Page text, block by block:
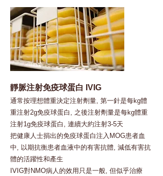
靜脈注射免疫球蛋白 IVIG
通常按理想體重決定注射劑量, 第一針是每kg體
重注射2g免疫球蛋白, 之後注射劑量是每kg體重
注射1g免疫球蛋白, 連續大約注射3-5天
把健康人士捐出的免疫球蛋白注入MOG患者血
中, 以期抗衡患者血液中的有害抗體, 減低有害抗
體的活躍性和產生
IVIG對NMO病人的效用只是一般, 但似乎治療